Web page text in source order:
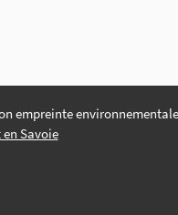
empreinte
Savoie